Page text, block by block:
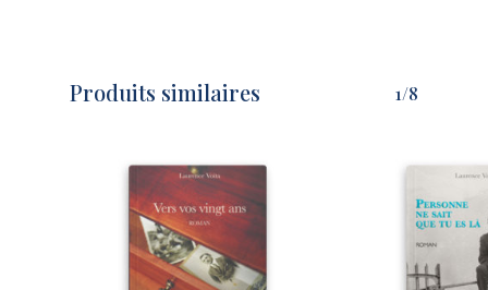
Produits similaires 1/8